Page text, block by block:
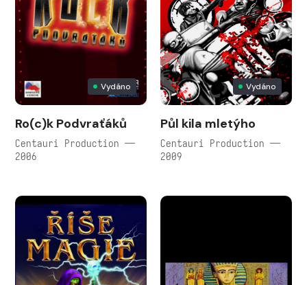
Vydáno
Ro(c)k Podvraťáků
Centauri Production —
2006
Vydáno
Půl kila mletýho
Centauri Production —
2009